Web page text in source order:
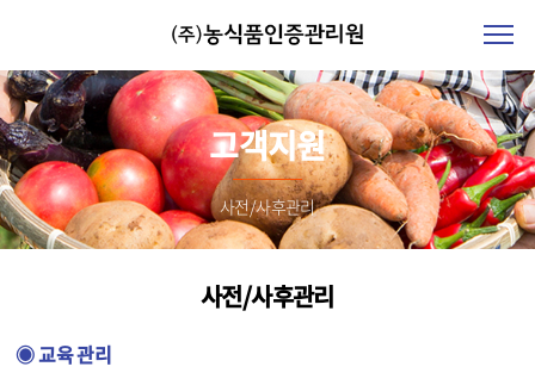
고객지원
사전/사후관리
사전/사후관리
◉ 교육 관리